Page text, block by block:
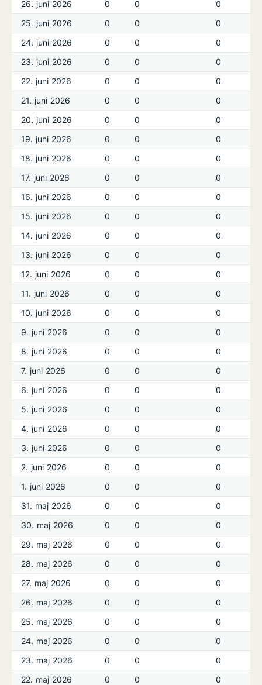
26. juni 2026 0 0
0
25. juni 2026
0 0
0
24. juni 2026
0 0
0
23. juni 2026
0 0
0
22. juni 2026
0 0
0
21. juni 2026
0 0
0
20. juni 2026
0 0
0
19. juni 2026
0 0
0
18. juni 2026
0 0
0
17. juni 2026
0 0
0
16. juni 2026
0 0
0
15. juni 2026
0 0
0
14. juni 2026
0 0
0
13. juni 2026
0 0
0
12. juni 2026
0 0
0
11. juni 2026
0 0
0
10. juni 2026
0 0
0
9. juni 2026
0 0
0
8. juni 2026
0 0
0
7. juni 2026
0 0
0
6. juni 2026
0 0
0
5. juni 2026
0 0
0
4. juni 2026
0 0
0
3. juni 2026
0 0
0
2. juni 2026
0 0
0
1. juni 2026
0 0
0
31. maj 2026
0 0
0
30. maj 2026
0 0
0
29. maj 2026
0 0
0
28. maj 2026
0 0
0
27. maj 2026
0 0
0
26. maj 2026
0 0
0
25. maj 2026
0 0
0
24. maj 2026
0 0
0
23. maj 2026
0 0
0
22. maj 2026
0 0
0